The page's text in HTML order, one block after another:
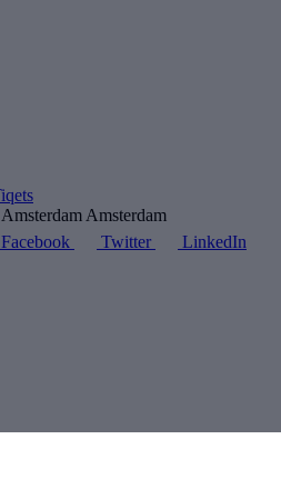
Amsterdam
Facebook Twitter LinkedIn